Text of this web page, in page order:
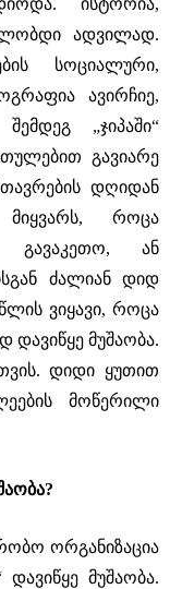
ისტორია,
ადვილად.
სოციალური,
ავირჩიე,
„ჯიპაში“
გავიარე
დღიდან
მიყვარს, როცა
გავაკეთო, ან
ძალიან დიდ
ვიყავი, როცა
მუშაობა.
დიდი ყუთით
მოწერილი
ორგანიზაცია
მუშაობა.